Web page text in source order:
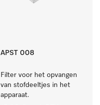
APST 008
Filter voor het opvangen
van stofdeeltjes in het
apparaat.